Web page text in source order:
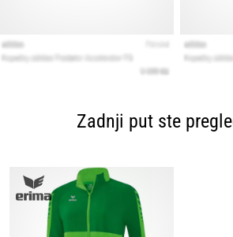
Zadnji put ste